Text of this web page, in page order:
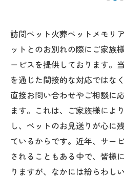
訪問ペット火葬ペットメモリ
ットとのお別れの際にご家族
ービスを提供しております。
を通じた間接的な対応ではな
直接お問い合わせやご相談に
ます。これは、ご家族様によ
し、ペットのお見送りが心に
ているからです。近年、サー
されることもある中で、皆様
りますが、なかには紛らわし